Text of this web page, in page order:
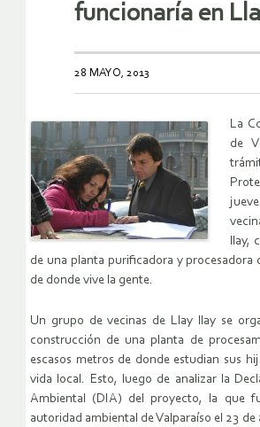
funcionaría en
28 MAYO, 2013
La
de
llay,
de una planta purificadora y procesadora
de donde vive la gente.
Un grupo de vecinas de Llay llay se
construcción de una planta de
escasos metros de donde estudian sus
vida local. Esto, luego de analizar la
Ambiental (DIA) del proyecto, la que
autoridad ambiental de Valparaíso el 23 de